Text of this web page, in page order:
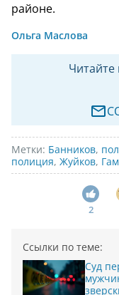
районе.
Ольга Маслова
Читайте
Метки: Банников,
полиция, Жуйков,
2
Ссылки по теме:
Суд